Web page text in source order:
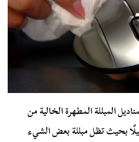
المبللة المطهرة الخالية من
بحيث تظل مبللة بعض الشيء